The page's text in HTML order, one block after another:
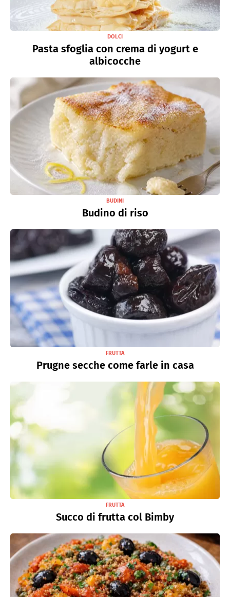
DOLCI
Pasta sfoglia con crema di yogurt e
albicocche
BUDINI
Budino di riso
FRUTTA
Prugne secche come farle in casa
FRUTTA
Succo di frutta col Bimby